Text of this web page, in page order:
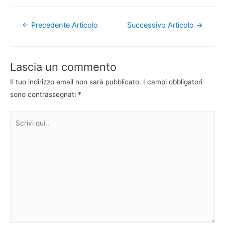
Navigazione
← Precedente Articolo Successivo Articolo →
Lascia un commento
Il tuo indirizzo email non sarà pubblicato. I campi obbligatori
sono contrassegnati *